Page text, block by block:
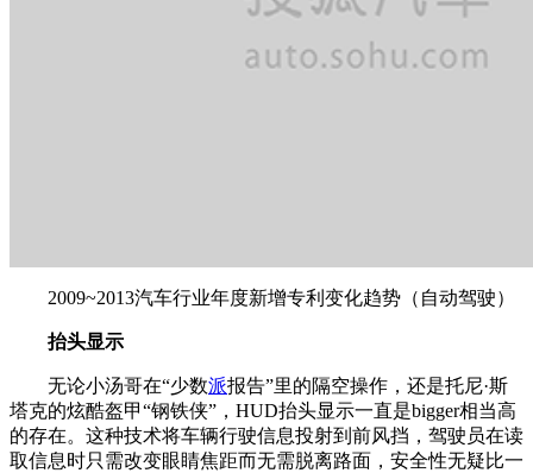
2009~2013汽车行业年度新增专利变化趋势（自动驾驶）
抬头显示
无论小汤哥在“少数派报告”里的隔空操作，还是托尼·斯
塔克的炫酷盔甲“钢铁侠”，HUD抬头显示一直是bigger相当高
的存在。这种技术将车辆行驶信息投射到前风挡，驾驶员在读
取信息时只需改变眼睛焦距而无需脱离路面，安全性无疑比一